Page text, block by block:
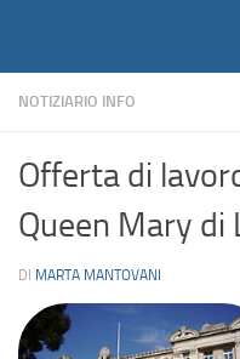
NOTIZIARIO INFO
Offerta di
Queen Mary di
DI MARTA MANTOVANI